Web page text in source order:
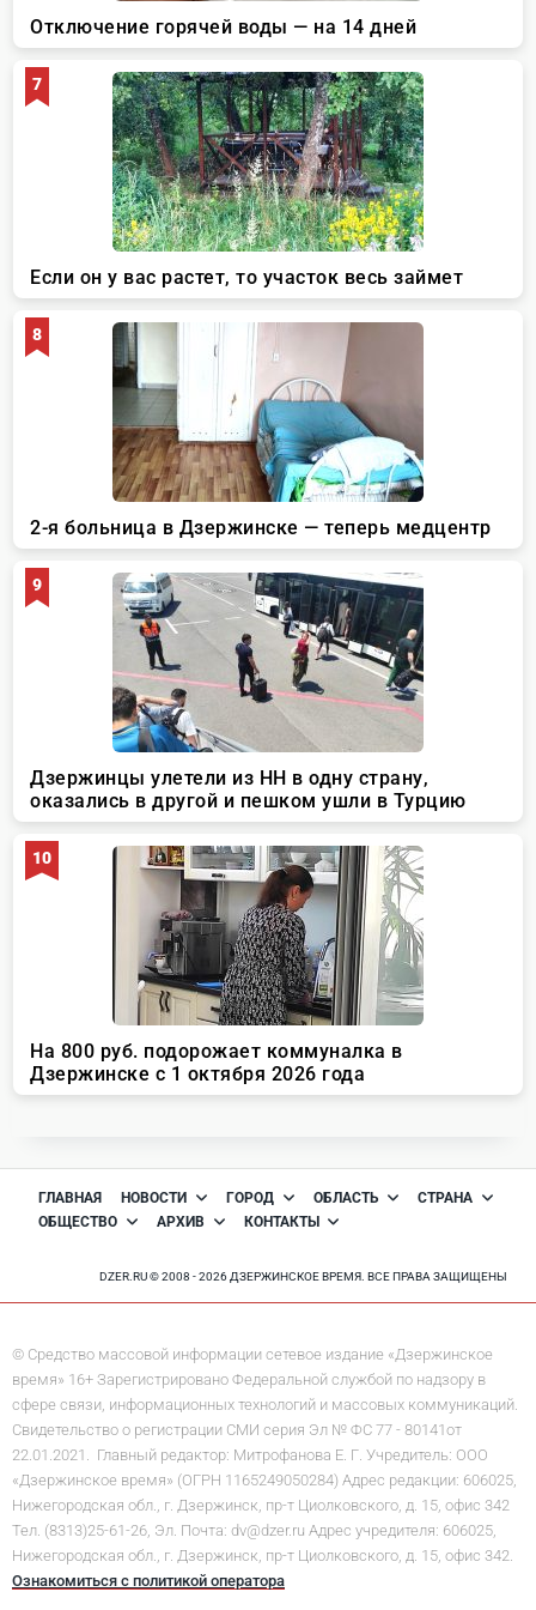
ГЛАВНАЯ НОВОСТИ ГОРОД ОБЛАСТЬ
СТРАНА
ОБЩЕСТВО
АРХИВ КОНТАКТЫ
DZER.RU © 2008 - 2026 ДЗЕРЖИНСКОЕ ВРЕМЯ. ВСЕ ПРАВА ЗАЩИЩЕНЫ
© Средство массовой информации сетевое издание «Дзержинское
время» 16+ Зарегистрировано Федеральной службой по надзору в
сфере связи, информационных технологий и массовых коммуникаций.
Свидетельство о регистрации СМИ серия Эл № ФС 77 - 80141от
22.01.2021. Главный редактор: Митрофанова Е. Г. Учредитель: ООО
«Дзержинское время» (ОГРН 1165249050284) Адрес редакции: 606025,
Нижегородская обл., г. Дзержинск, пр-т Циолковского, д. 15, офис 342
Тел. (8313)25-61-26, Эл. Почта: dv@dzer.ru Адрес учредителя: 606025,
Нижегородская обл., г. Дзержинск, пр-т Циолковского, д. 15, офис 342.
Ознакомиться с политикой оператора